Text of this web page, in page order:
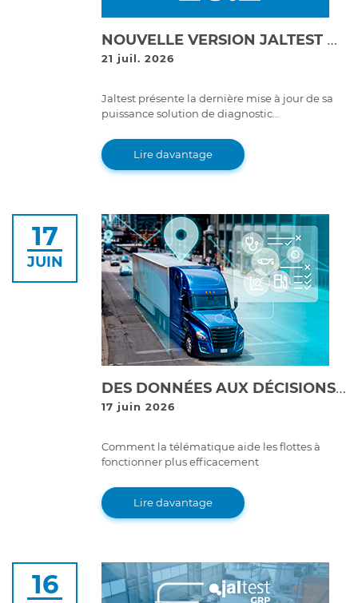
NOUVELLE VERSION JALTEST DIAGNOSTICS 26.2 !
21 juil. 2026
Jaltest présente la dernière mise à jour de sa
puissance solution de diagnostic
Diagnostics.
Lire davantage
17
JUIN
DES DONNÉES AUX DÉCISIONS : COMMENT LA TÉLÉMATIQUE TRANSFORME LA GESTION DE FLOTTES
17 juin 2026
Comment la télématique aide les flottes à
fonctionner plus efficacement
Lire davantage
16